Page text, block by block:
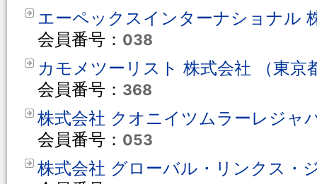
エーペックスインターナショナル
会員番号： 038
カモメツーリスト 株式会社 （東京
会員番号： 368
株式会社 クオニイツムラーレジャ
会員番号： 053
株式会社 グローバル・リンクス・